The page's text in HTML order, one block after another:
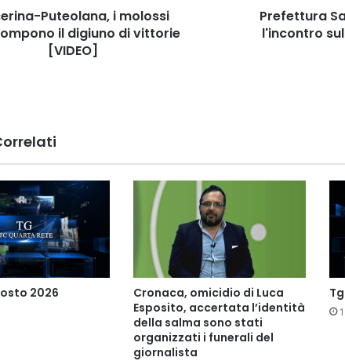
Puteolana, i molossi
il digiuno di vittorie
[VIDEO]
Cava
Prefettura
l'incontro
2026
Cronaca, omicidio di Luca
Esposito, accertata l’identità
della salma sono stati
organizzati i funerali del
giornalista